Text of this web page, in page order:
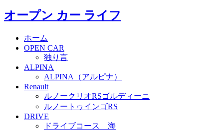
オープン カー ライフ
ホーム
OPEN CAR
独り言
ALPINA
ALPINA（アルピナ）
Renault
ルノークリオRSゴルディーニ
ルノートゥインゴRS
DRIVE
ドライブコース 海